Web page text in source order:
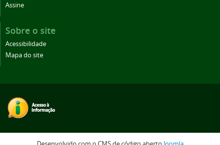
Assine
Sobre o site
Acessibilidade
Mapa do site